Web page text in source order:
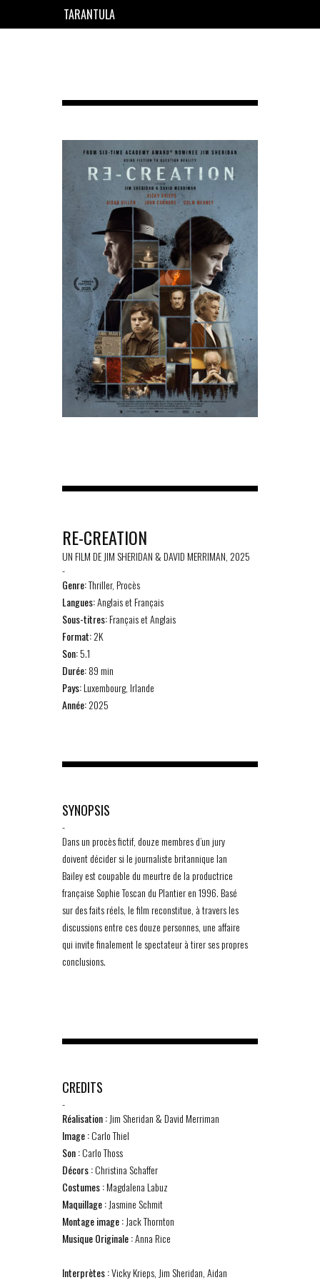
TARANTULA
RE-CREATION
UN FILM DE JIM SHERIDAN & DAVID MERRIMAN, 2025
-
Genre:Thriller, Procès
Langues:Anglais et Français
Sous-titres:Français et Anglais
Format:2K
Son:5.1
Durée:89 min
Pays:Luxembourg, Irlande
Année:2025
SYNOPSIS
-
Dans un procès fictif, douze membres d’un jury
doivent décider si le journaliste britannique Ian
Bailey est coupable du meurtre de la productrice
française Sophie Toscan du Plantier en 1996. Basé
sur des faits réels, le film reconstitue, à travers les
discussions entre ces douze personnes, une affaire
qui invite finalement le spectateur à tirer ses propres
conclusions.
CREDITS
-
Réalisation :Jim Sheridan & David Merriman
Image :Carlo Thiel
Son :Carlo Thoss
Décors :Christina Schaffer
Costumes :Magdalena Labuz
Maquillage :Jasmine Schmit
Montage image :Jack Thornton
Musique Originale :Anna Rice
Interprètes :Vicky Krieps, Jim Sheridan, Aidan